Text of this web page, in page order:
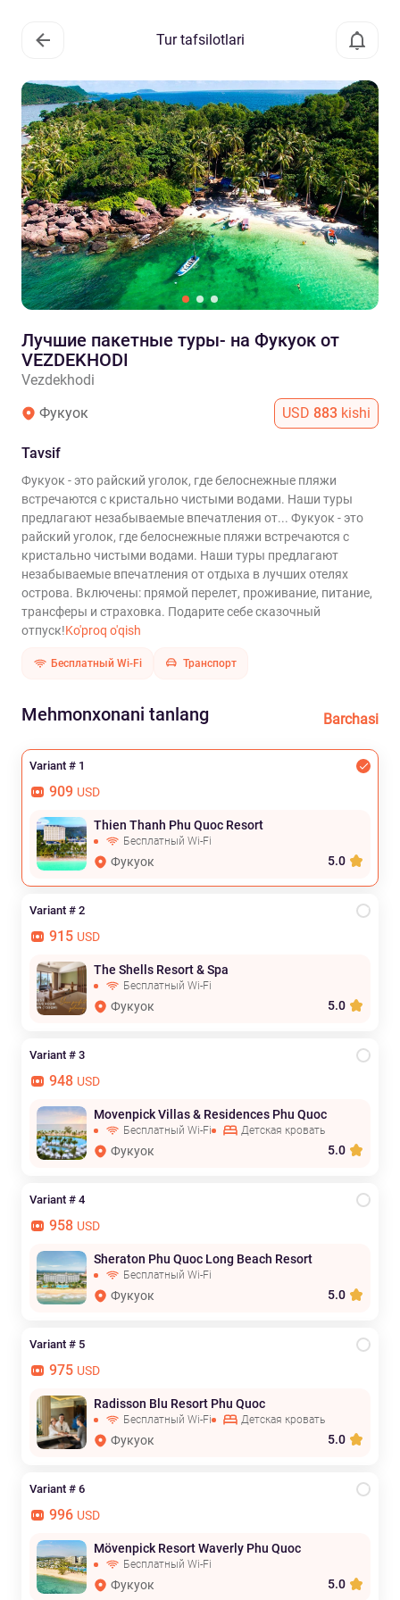
Tur tafsilotlari
Лучшие пакетные туры- на Фукуок от
VEZDEKHODI
Vezdekhodi
Фукуок
USD 883 kishi
Tavsif
Фукуок - это райский уголок, где белоснежные пляжи
встречаются с кристально чистыми водами. Наши туры
предлагают незабываемые впечатления от... Фукуок - это
райский уголок, где белоснежные пляжи встречаются с
кристально чистыми водами. Наши туры предлагают
незабываемые впечатления от отдыха в лучших отелях
острова. Включены: прямой перелет, проживание, питание,
трансферы и страховка. Подарите себе сказочный
отпуск!Ko'proq o'qish
Бесплатный Wi-Fi Транспорт
Mehmonxonani tanlang Barchasi
Variant # 1
909 USD
Thien Thanh Phu Quoc Resort
Бесплатный Wi-Fi
Фукуок 5.0
Variant # 2
915 USD
The Shells Resort & Spa
Бесплатный Wi-Fi
Фукуок 5.0
Variant # 3
948 USD
Movenpick Villas & Residences Phu Quoc
Бесплатный Wi-Fi Детская кровать
Фукуок 5.0
Variant # 4
958 USD
Sheraton Phu Quoc Long Beach Resort
Бесплатный Wi-Fi
Фукуок 5.0
Variant # 5
975 USD
Radisson Blu Resort Phu Quoc
Бесплатный Wi-Fi Детская кровать
Фукуок 5.0
Variant # 6
996 USD
Mövenpick Resort Waverly Phu Quoc
Бесплатный Wi-Fi
Фукуок 5.0